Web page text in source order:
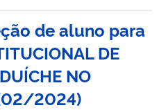
de aluno para
DE
NO
(02/2024)